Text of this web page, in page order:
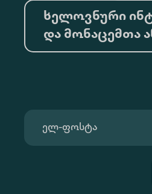
ხელოვნური
და მონაცემთა